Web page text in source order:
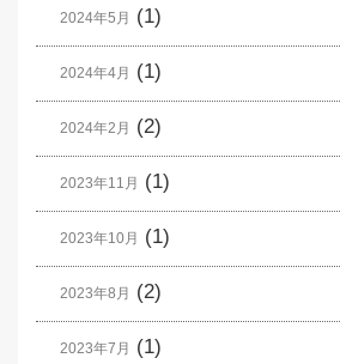
2024年5月 (1)
2024年4月 (1)
2024年2月 (2)
2023年11月 (1)
2023年10月 (1)
2023年8月 (2)
2023年7月 (1)